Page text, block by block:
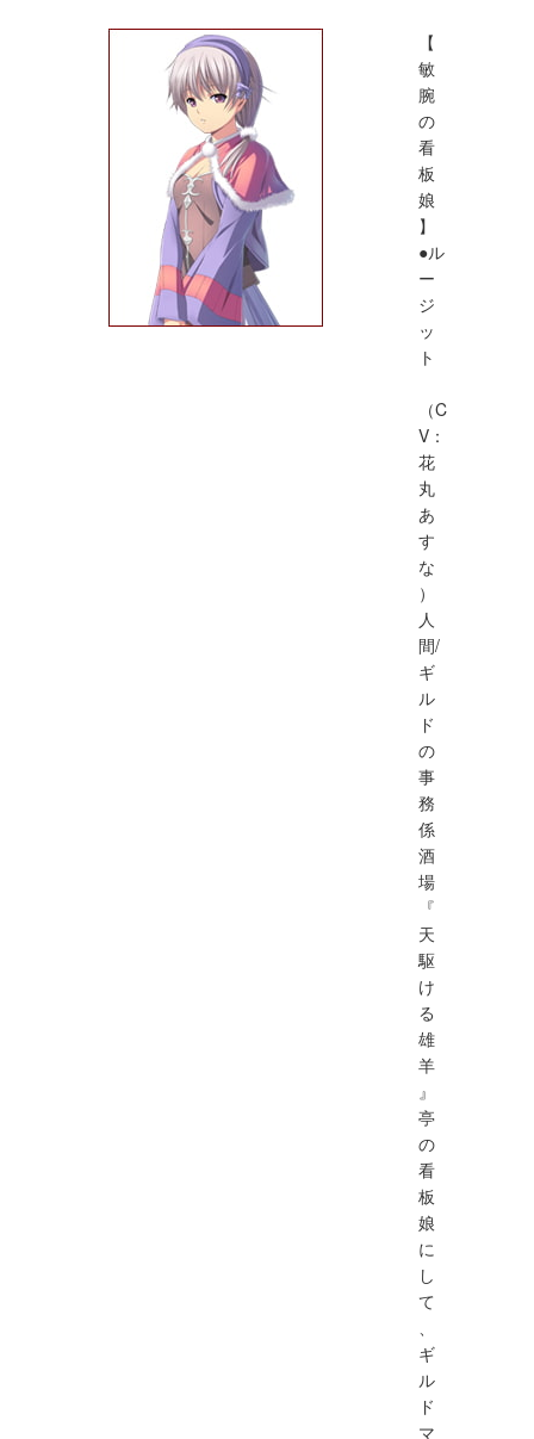
【
敏
腕
の
看
板
娘
】
●ル
ー
ジ
ッ
ト
（C
V：
花
丸
あ
す
な
）
人
間/
ギ
ル
ド
の
事
務
係
酒
場
『
天
駆
け
る
雄
羊
』
亭
の
看
板
娘
に
し
て
、
ギ
ル
ド
マ